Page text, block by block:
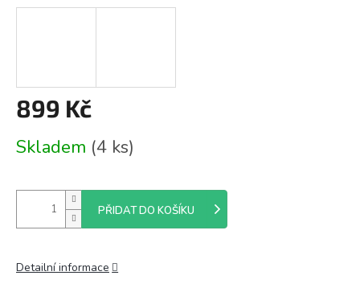
899 Kč
cena:
Skladem (4 ks)
PŘIDAT DO KOŠÍKU
Detailní informace